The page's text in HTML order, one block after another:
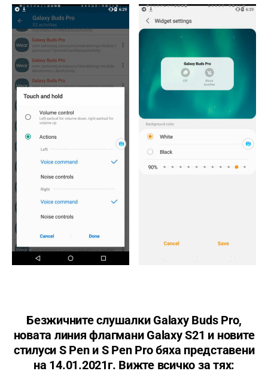
Безжичните слушалки Galaxy Buds Pro,
новата линия флагмани Galaxy S21 и новите
стилуси S Pen и S Pen Pro бяха представени
на 14.01.2021г. Вижте всичко за тях: